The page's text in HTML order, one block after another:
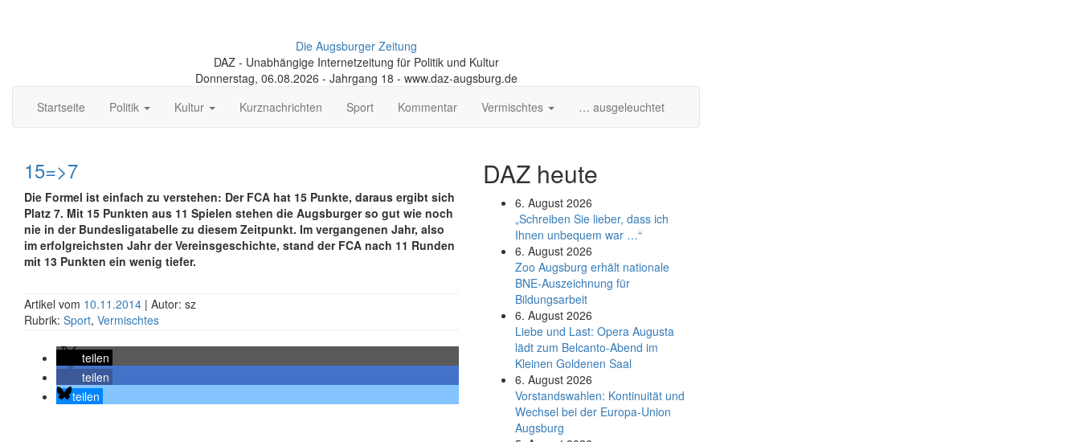
Die Augsburger Zeitung
DAZ - Unabhängige Internetzeitung für Politik und Kultur
Donnerstag, 06.08.2026 - Jahrgang 18 - www.daz-augsburg.de
Startseite
Politik Kultur Kurznachrichten Sport Kommentar Vermischtes … ausgeleuchtet
15=>7
Die Formel ist einfach zu verstehen: Der FCA hat 15 Punkte, daraus ergibt sich
Platz 7. Mit 15 Punkten aus 11 Spielen stehen die Augsburger so gut wie noch
nie in der Bundesligatabelle zu diesem Zeitpunkt. Im vergangenen Jahr, also
im erfolgreichsten Jahr der Vereinsgeschichte, stand der FCA nach 11 Runden
mit 13 Punkten ein wenig tiefer.
Artikel vom 10.11.2014 | Autor: sz
Rubrik: Sport, Vermischtes
teilen
teilen
teilen
DAZ heute
6. August 2026
„Schreiben Sie lieber, dass ich
Ihnen unbequem war …“
6. August 2026
Zoo Augsburg erhält nationale
BNE-Auszeichnung für
Bildungsarbeit
6. August 2026
Liebe und Last: Opera Augusta
lädt zum Belcanto-Abend im
Kleinen Goldenen Saal
6. August 2026
Vorstandswahlen: Kontinuität und
Wechsel bei der Europa-Union
Augsburg